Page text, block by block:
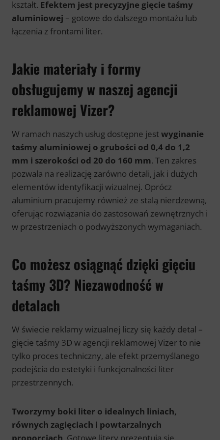
kształt. Efektem jest precyzyjne gięcie taśmy
aluminiowej – gotowe do dalszego montażu lub
łączenia z frontami liter.
Jakie materiały i formy
obsługujemy w naszej agencji
reklamowej Vizer?
W ramach naszych usług dostępne jestwyginanie
taśmy aluminiowej o grubości od 0,4 do 1,2
mm i szerokości od 20 do 160 mm. Ten zakres
pozwala na realizację zarówno detali, jak i dużych
elementów identyfikacji wizualnej. Oprócz
aluminium pracujemy również ze stalą nierdzewną,
oferując rozwiązania do zastosowań zewnętrznych i
w przestrzeniach o podwyższonych wymaganiach.
Co możesz osiągnąć dzięki gięciu
taśmy 3D? Niezawodność w
detalach
W świecie reklamy wizualnej liczy się każdy detal –
gięcie taśmy 3D w agencji reklamowej Vizer to nie
tylko proces techniczny, ale efekt przemyślanego
podejścia do estetyki i funkcjonalności liter
przestrzennych.
Tworzymy boki liter o idealnych liniach,
równych zagięciach i powtarzalnych